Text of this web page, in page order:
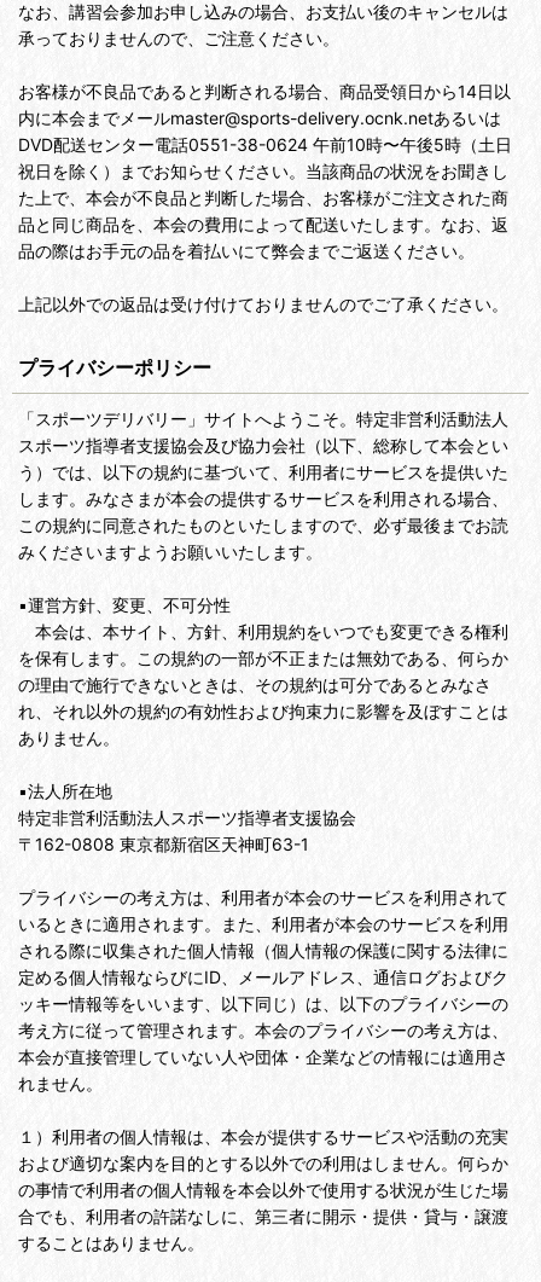
なお、講習会参加お申し込みの場合、お支払い後のキャンセルは
承っておりませんので、ご注意ください。
お客様が不良品であると判断される場合、商品受領日から14日以
内に本会までメールmaster@sports-delivery.ocnk.netあるいは
DVD配送センター電話0551-38-0624 午前10時〜午後5時（土日
祝日を除く）までお知らせください。当該商品の状況をお聞きし
た上で、本会が不良品と判断した場合、お客様がご注文された商
品と同じ商品を、本会の費用によって配送いたします。なお、返
品の際はお手元の品を着払いにて弊会までご返送ください。
上記以外での返品は受け付けておりませんのでご了承ください。
プライバシーポリシー
「スポーツデリバリー」サイトへようこそ。特定非営利活動法人
スポーツ指導者支援協会及び協力会社（以下、総称して本会とい
う）では、以下の規約に基づいて、利用者にサービスを提供いた
します。みなさまが本会の提供するサービスを利用される場合、
この規約に同意されたものといたしますので、必ず最後までお読
みくださいますようお願いいたします。
▪️運営方針、変更、不可分性
本会は、本サイト、方針、利用規約をいつでも変更できる権利
を保有します。この規約の一部が不正または無効である、何らか
の理由で施行できないときは、その規約は可分であるとみなさ
れ、それ以外の規約の有効性および拘束力に影響を及ぼすことは
ありません。
▪️法人所在地
特定非営利活動法人スポーツ指導者支援協会
〒162-0808 東京都新宿区天神町63-1
プライバシーの考え方は、利用者が本会のサービスを利用されて
いるときに適用されます。また、利用者が本会のサービスを利用
される際に収集された個人情報（個人情報の保護に関する法律に
定める個人情報ならびにID、メールアドレス、通信ログおよびク
ッキー情報等をいいます、以下同じ）は、以下のプライバシーの
考え方に従って管理されます。本会のプライバシーの考え方は、
本会が直接管理していない人や団体・企業などの情報には適用さ
れません。
１）利用者の個人情報は、本会が提供するサービスや活動の充実
および適切な案内を目的とする以外での利用はしません。何らか
の事情で利用者の個人情報を本会以外で使用する状況が生じた場
合でも、利用者の許諾なしに、第三者に開示・提供・貸与・譲渡
することはありません。